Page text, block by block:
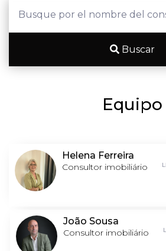
Buscar
Equipo
Helena Ferreira
Consultor imobiliário
João Sousa
Consultor imobiliário